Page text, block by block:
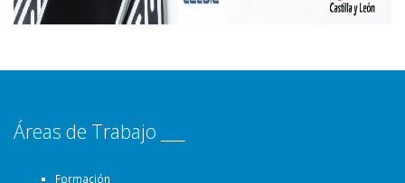
Áreas de Trabajo ___
Formación